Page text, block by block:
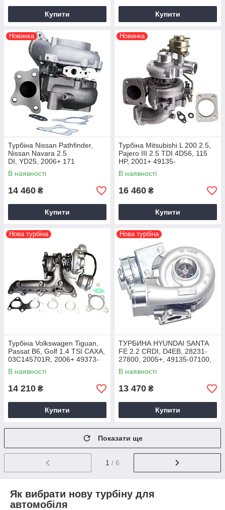
Купити Купити
Новинка
Турбіна Nissan Pathfinder,
Nissan Navara 2.5
DI, YD25, 2006+ 171
HP, 769708-0001
В наявності
14 460 ₴
Купити
Новинка
Турбіна Mitsubishi L 200 2.5,
Pajero III 2.5 TDI 4D56, 115
HP, 2001+ 49135-
02652, MR968081
В наявності
16 460 ₴
Купити
Нова турбіна
Турбіна Volkswagen Tiguan,
Passat B6, Golf 1.4 TSI CAXA,
03C145701R, 2006+ 49373-
01001, 49373-01002, 49373-
01003, 49373-01004
В наявності
14 210 ₴
Купити
Нова турбіна
ТУРБИНА HYUNDAI SANTA
FE 2.2 CRDI, D4EB, 28231-
27800, 2005+, 49135-07100,
49135-07300, 49135-07302
В наявності
13 470 ₴
Купити
Показати ще
1 / 6
Як вибрати нову турбіну для
автомобіля